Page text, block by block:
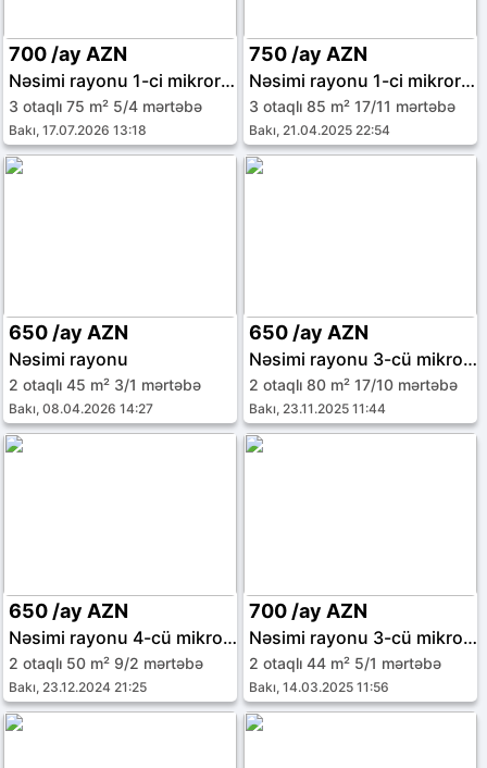
700 /ay AZN
Nəsimi rayonu 1-ci mikrorayon
3 otaqlı 75 m² 5/4 mərtəbə
Bakı, 17.07.2026 13:18
750 /ay AZN
Nəsimi rayonu 1-ci mikrorayon
3 otaqlı 85 m² 17/11 mərtəbə
Bakı, 21.04.2025 22:54
650 /ay AZN
Nəsimi rayonu
2 otaqlı 45 m² 3/1 mərtəbə
Bakı, 08.04.2026 14:27
650 /ay AZN
Nəsimi rayonu 3-cü mikrorayon
2 otaqlı 80 m² 17/10 mərtəbə
Bakı, 23.11.2025 11:44
650 /ay AZN
Nəsimi rayonu 4-cü mikrorayon
2 otaqlı 50 m² 9/2 mərtəbə
Bakı, 23.12.2024 21:25
700 /ay AZN
Nəsimi rayonu 3-cü mikrorayon
2 otaqlı 44 m² 5/1 mərtəbə
Bakı, 14.03.2025 11:56